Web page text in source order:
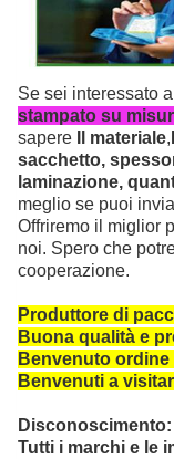
Se sei interessato al
stampato su
sapere
Il materiale,
sacchetto,
laminazione,
meglio se puoi
Offriremo il miglior
noi. Spero che
cooperazione.
Produttore di
Buona qualità e
Benvenuto ordine
Benvenuti a
Disconoscimento:
Tutti i marchi e le